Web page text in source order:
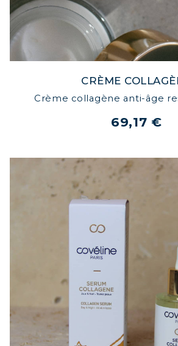
CRÈME
Crème collagène anti-âge
69,17 €